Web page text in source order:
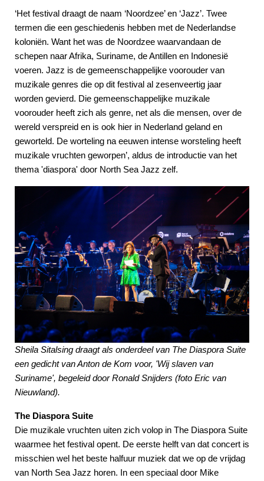
‘Het festival draagt de naam ‘Noordzee’ en ‘Jazz’. Twee
termen die een geschiedenis hebben met de Nederlandse
koloniën. Want het was de Noordzee waarvandaan de
schepen naar Afrika, Suriname, de Antillen en Indonesië
voeren. Jazz is de gemeenschappelijke voorouder van
muzikale genres die op dit festival al zesenveertig jaar
worden gevierd. Die gemeenschappelijke muzikale
voorouder heeft zich als genre, net als die mensen, over de
wereld verspreid en is ook hier in Nederland geland en
geworteld. De worteling na eeuwen intense worsteling heeft
muzikale vruchten geworpen’, aldus de introductie van het
thema 'diaspora' door North Sea Jazz zelf.
Sheila Sitalsing draagt als onderdeel van The Diaspora Suite
een gedicht van Anton de Kom voor, 'Wij slaven van
Suriname', begeleid door Ronald Snijders (foto Eric van
Nieuwland).
The Diaspora Suite
Die muzikale vruchten uiten zich volop in The Diaspora Suite
waarmee het festival opent. De eerste helft van dat concert is
misschien wel het beste halfuur muziek dat we op de vrijdag
van North Sea Jazz horen. In een speciaal door Mike